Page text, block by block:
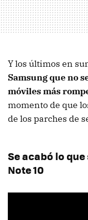
Y los últimos en
Samsung que no
móviles más
momento de que
de los parches de
Se acabó lo
Note 10